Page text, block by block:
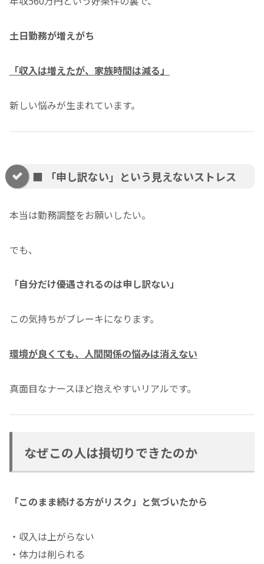
土日勤務が増えがち
「収入は増えたが、家族時間は減る」
新しい悩みが生まれています。
■ 「申し訳ない」という見えないストレス
本当は勤務調整をお願いしたい。
でも、
「自分だけ優遇されるのは申し訳ない」
この気持ちがブレーキになります。
環境が良くても、人間関係の悩みは消えない
真面目なナースほど抱えやすいリアルです。
なぜこの人は損切りできたのか
「このまま続ける方がリスク」と気づいたから
・収入は上がらない
・体力は削られる